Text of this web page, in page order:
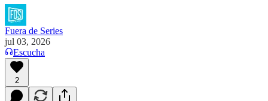
Fuera de Series
jul 03, 2026
Escucha
2